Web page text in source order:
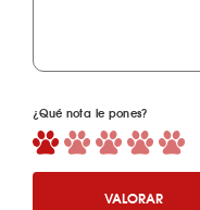
¿Qué nota le pones?
VALORAR